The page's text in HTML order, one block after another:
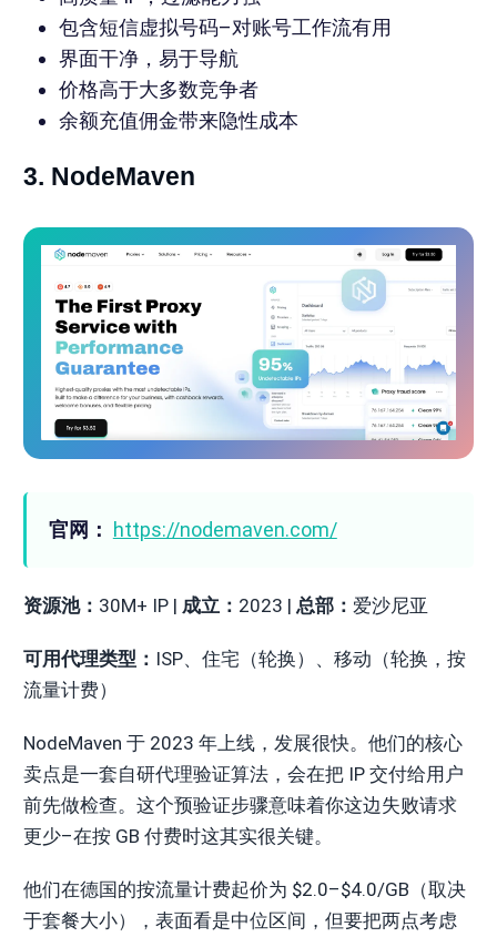
包含短信虚拟号码–对账号工作流有用
界面干净，易于导航
价格高于大多数竞争者
余额充值佣金带来隐性成本
3. NodeMaven
官网： https://nodemaven.com/
资源池： 30M+ IP | 成立： 2023 | 总部： 爱沙尼亚
可用代理类型： ISP、住宅（轮换）、移动（轮换，按
流量计费）
NodeMaven 于 2023 年上线，发展很快。他们的核心
卖点是一套自研代理验证算法，会在把 IP 交付给用户
前先做检查。这个预验证步骤意味着你这边失败请求
更少–在按 GB 付费时这其实很关键。
他们在德国的按流量计费起价为 $2.0–$4.0/GB（取决
于套餐大小），表面看是中位区间，但要把两点考虑